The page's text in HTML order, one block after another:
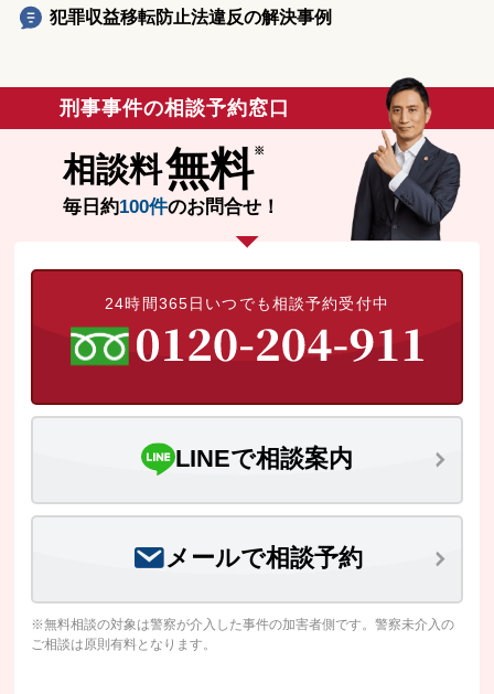
犯罪収益移転防止法違反の解決事例
刑事事件の相談予約窓口
相談料無料
毎日約100件のお問合せ！
24時間365日いつでも相談予約受付中
LINEで相談案内
メールで相談予約
※無料相談の対象は警察が介入した事件の加害者側です。警察未介入の
ご相談は原則有料となります。